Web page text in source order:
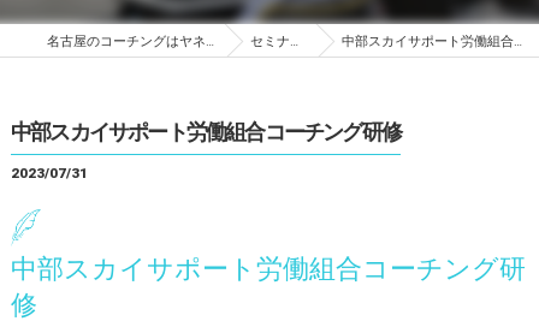
名古屋のコーチングはヤネヤコーチング セミナー案内 中部スカイサポート労働組合コーチング研修
中部スカイサポート労働組合コーチング研修
2023/07/31
中部スカイサポート労働組合コーチング研
修